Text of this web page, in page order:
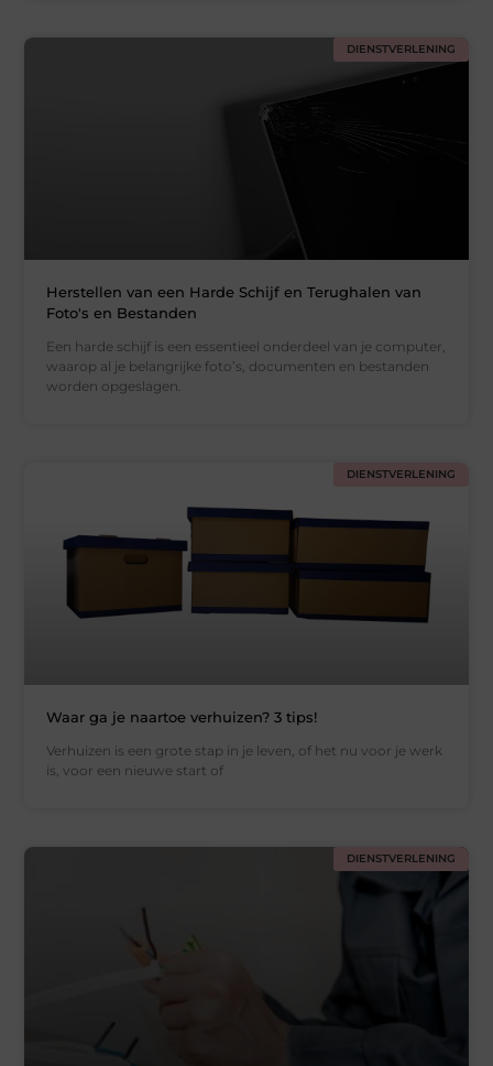
DIENSTVERLENING
Herstellen van een Harde Schijf en Terughalen van
Foto's en Bestanden
Een harde schijf is een essentieel onderdeel van je computer,
waarop al je belangrijke foto’s, documenten en bestanden
worden opgeslagen.
DIENSTVERLENING
Waar ga je naartoe verhuizen? 3 tips!
Verhuizen is een grote stap in je leven, of het nu voor je werk
is, voor een nieuwe start of
DIENSTVERLENING